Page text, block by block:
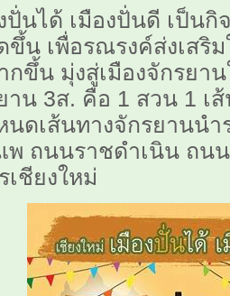
ปั่นได้ เมืองปั่นดี เป็น
ขึ้น เพื่อรณรงค์ส่งเสริ
กขึ้น มุ่งสู่เมืองจักรยา
าน 3ส. คือ 1 สวน 1 เ
นดเส้นทางจักรยานน
พ ถนนราชดำเนิน ถน
ชียงใหม่